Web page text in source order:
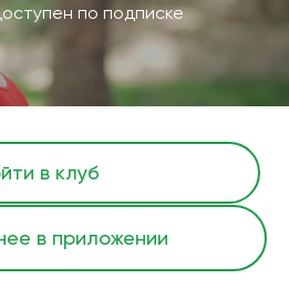
по подписке
в клуб
в приложении